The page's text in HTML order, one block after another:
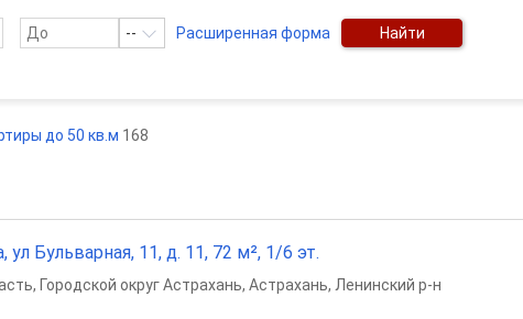
-- Расширенная форма Найти
до 50 кв.м 168
ул Бульварная, 11, д. 11, 72 м², 1/6 эт.
, Городской округ Астрахань, Астрахань, Ленинский р-н